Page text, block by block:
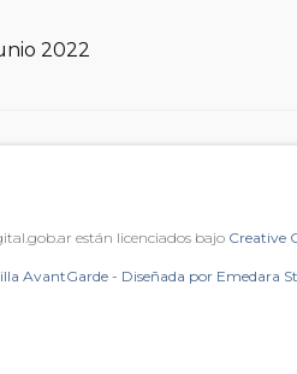
2022
están licenciados bajo Creative
AvantGarde - Diseñada por Emedara